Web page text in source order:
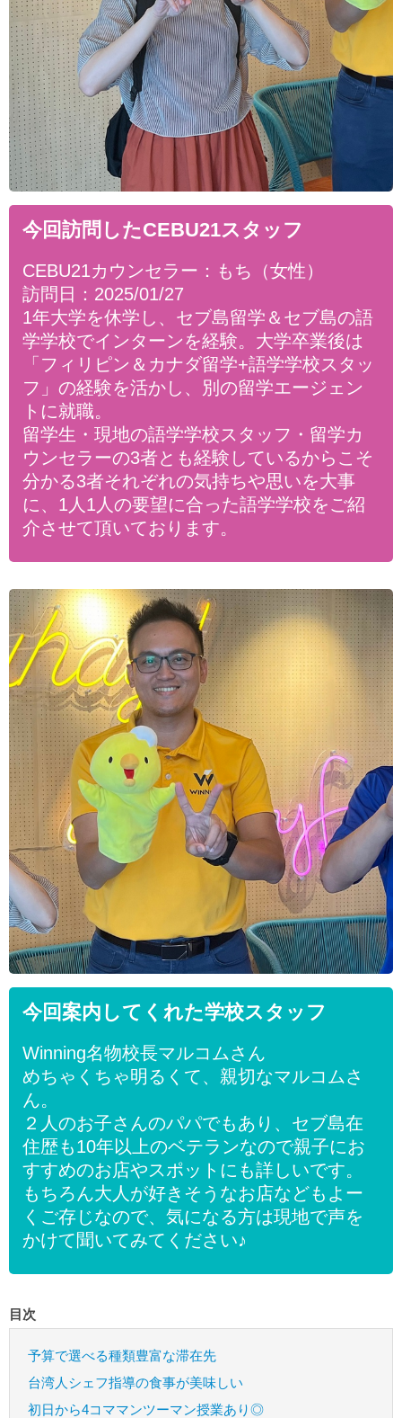
今回訪問したCEBU21スタッフ
CEBU21カウンセラー：もち（女性）
訪問日：2025/01/27
1年大学を休学し、セブ島留学＆セブ島の語
学学校でインターンを経験。大学卒業後は
「フィリピン＆カナダ留学+語学学校スタッ
フ」の経験を活かし、別の留学エージェン
トに就職。
留学生・現地の語学学校スタッフ・留学カ
ウンセラーの3者とも経験しているからこそ
分かる3者それぞれの気持ちや思いを大事
に、1人1人の要望に合った語学学校をご紹
介させて頂いております。
今回案内してくれた学校スタッフ
Winning名物校長マルコムさん
めちゃくちゃ明るくて、親切なマルコムさ
ん。
２人のお子さんのパパでもあり、セブ島在
住歴も10年以上のベテランなので親子にお
すすめのお店やスポットにも詳しいです。
もちろん大人が好きそうなお店などもよー
くご存じなので、気になる方は現地で声を
かけて聞いてみてください♪
目次
予算で選べる種類豊富な滞在先
台湾人シェフ指導の食事が美味しい
初日から4コママンツーマン授業あり◎